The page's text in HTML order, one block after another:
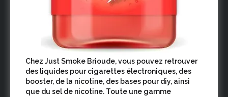
Chez Just Smoke Brioude, vous pouvez retrouver
des liquides pour cigarettes électroniques, des
booster, de la nicotine, des bases pour diy, ainsi
que du sel de nicotine. Toute une gamme